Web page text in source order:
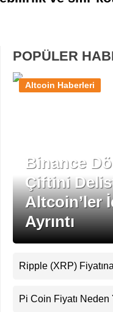
POPÜLER
Binance
Çiftini
Altcoin’ler
Ayrıntı
Altcoin Haberleri
Ripple (XRP)
Uyarı
Pi Coin Fiyatı